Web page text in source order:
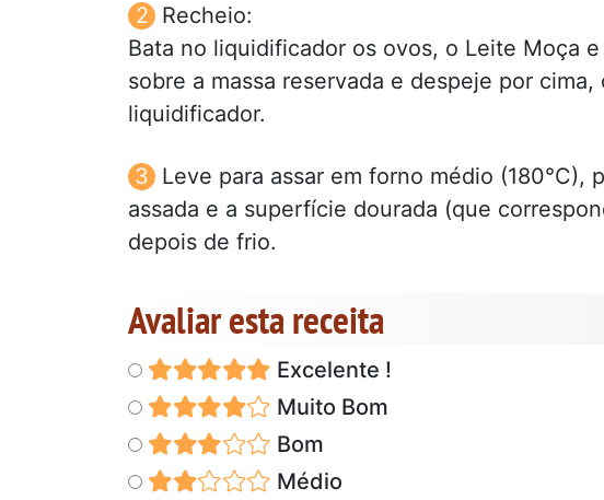
Recheio:
Bata no liquidificador os ovos, o Leite Moça
sobre a massa reservada e despeje por
liquidificador.
Leve para assar em forno médio (180°C),
assada e a superfície dourada (que
depois de frio.
Avaliar esta receita
Excelente !
Muito Bom
Bom
Médio